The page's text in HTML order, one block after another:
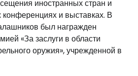
иностранных стран и
конференциях и выставках. В
был награжден
«За заслуги в области
оружия», учрежденной в